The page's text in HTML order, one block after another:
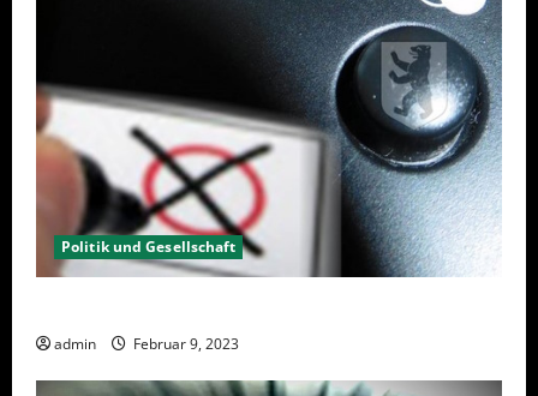
Politik und Gesellschaft
admin Februar 9, 2023